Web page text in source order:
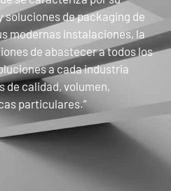
soluciones de packaging de
modernas instalaciones, la
de abastecer a todos los
a cada industria
de calidad, volumen,
particulares.”